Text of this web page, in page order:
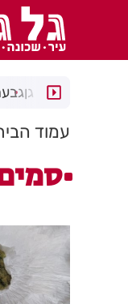
רמת גן
עמוד